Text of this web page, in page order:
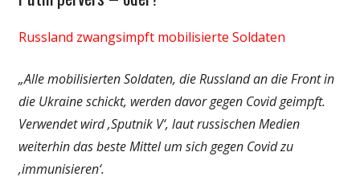
Politik
Russland zwangsimpft mobilisierte Soldaten
„Alle mobilisierten Soldaten, die Russland an die Front in
die Ukraine schickt, werden davor gegen Covid geimpft.
Verwendet wird ‚Sputnik V‘, laut russischen Medien
weiterhin das beste Mittel um sich gegen Covid zu
‚immunisieren‘.